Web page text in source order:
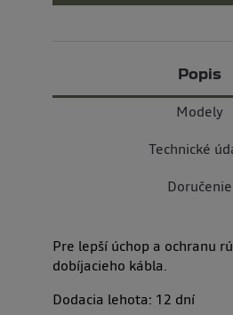
Popis
Modely
Technické
Doručenie
Pre lepší úchop a ochranu
dobíjacieho kábla.
Dodacia lehota: 12 dní